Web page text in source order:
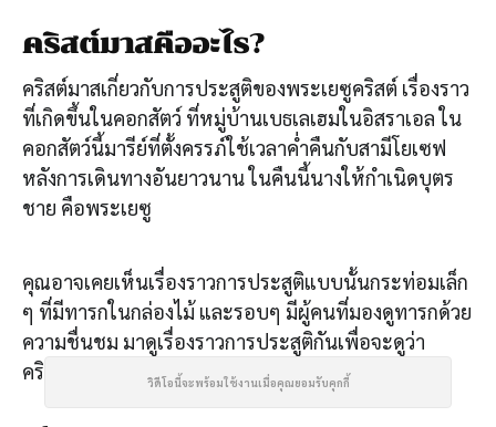
คริสต์มาสคืออะไร?
คริสต์มาสเกี่ยวกับการประสูติของพระเยซูคริสต์ เรื่องราว
ที่เกิดขึ้นในคอกสัตว์ ที่หมู่บ้านเบธเลเฮมในอิสราเอล ใน
คอกสัตว์นี้มารีย์ที่ตั้งครรภ์ใช้เวลาค่ำคืนกับสามีโยเซฟ
หลังการเดินทางอันยาวนาน ในคืนนี้นางให้กำเนิดบุตร
ชาย คือพระเยซู
คุณอาจเคยเห็นเรื่องราวการประสูติแบบนั้นกระท่อมเล็ก
ๆ ที่มีทารกในกล่องไม้ และรอบๆ มีผู้คนที่มองดูทารกด้วย
ความชื่นชม มาดูเรื่องราวการประสูติกันเพื่อจะดูว่า
คริสต์มาสเป็นเรื่องที่เกี่ยวกับอะไร
วิดีโอนี้จะพร้อมใช้งานเมื่อคุณยอมรับคุกกี้